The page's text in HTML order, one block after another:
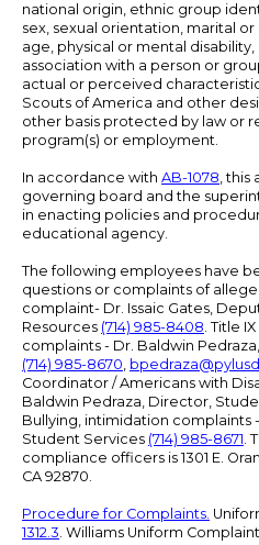
national origin, ethnic group
sex, sexual orientation, marital
age, physical or mental
association with a person or
actual or perceived
Scouts of America and other
other basis protected by law or
program(s) or employment.
In accordance with AB-1078, this
governing board and the
in enacting policies and
educational agency.
The following employees have
questions or complaints of
complaint- Dr. Issaic Gates,
Resources (714) 985-8408. Title
complaints - Dr. Baldwin
(714) 985-8670,
Coordinator / Americans with
Baldwin Pedraza, Director,
Bullying, intimidation complaints
Student Services (714) 985-8671.
compliance officers is 1301 E.
CA 92870.
Procedure for Complaints.
1312.3. Williams Uniform